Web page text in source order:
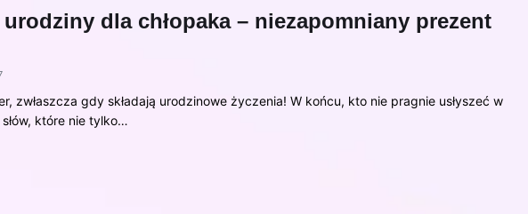
dla chłopaka – niezapomniany prezent
zwłaszcza gdy składają urodzinowe życzenia! W końcu, kto nie pragnie usłyszeć w
które nie tylko…